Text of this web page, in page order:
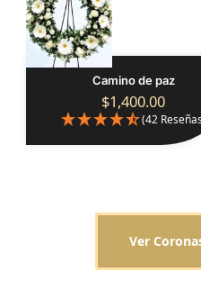
Camino de paz
$1,400.00
(42
Ver